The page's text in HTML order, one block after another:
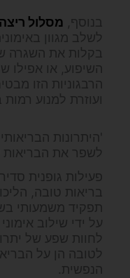
בנוסף, מסלול
לשלב מגוון
בקלות את השגרה
השיפוע, או אפילו
הרבגוניות הזו
ועוזרת למנוע
'היתרונות
לשפר את הבריאות
פעילות גופנית
בריאות טובה,
תפקיד משמעותי
על ידי שילוב
לחוות שפע של
לטובה הן על
הנפשית.